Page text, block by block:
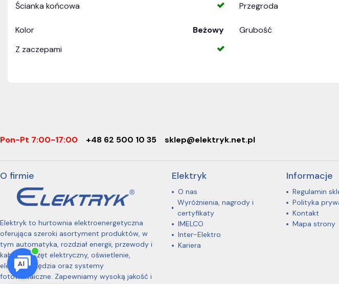
Ścianka końcowa Przegroda
Kolor Beżowy Grubość
Z zaczepami
Pon-Pt 7:00-17:00 +48 62 500 10 35 sklep@elektryk.net.pl
O firmie
Elektryk to hurtownia elektroenergetyczna
oferująca szeroki asortyment produktów, w
tym automatyka, rozdział energii, przewody i
kable, osprzęt elektryczny, oświetlenie,
elektronarzędzia oraz systemy
fotowoltaiczne. Zapewniamy wysoką jakość i
Elektryk
O nas
Wyróżnienia, nagrody i
certyfikaty
IMELCO
Inter-Elektro
Kariera
Informacje
Regulamin
Polityka
Kontakt
Mapa strony